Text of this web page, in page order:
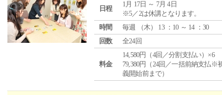
日程
1月 17日 ～ 7月 4日
※5／2は休講となります。
時間
毎週 （木） 13 ：10 ～ 14 ：30
回数
全24回
料金
14,580円（4回／分割支払い）×6
79,380円（24回／一括前納支払※
義開始前まで）